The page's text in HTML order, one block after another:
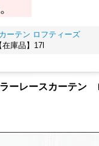
ーテン ロフティーズ
庫品】17l
ーレースカーテ